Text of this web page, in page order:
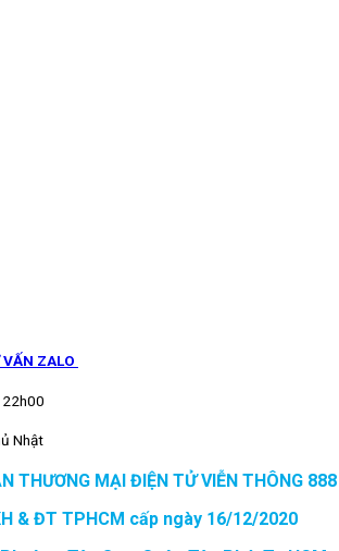
ZALO
22h00
Nhật
THƯƠNG MẠI ĐIỆN TỬ VIỄN THÔNG 888
& ĐT TPHCM cấp ngày 16/12/2020